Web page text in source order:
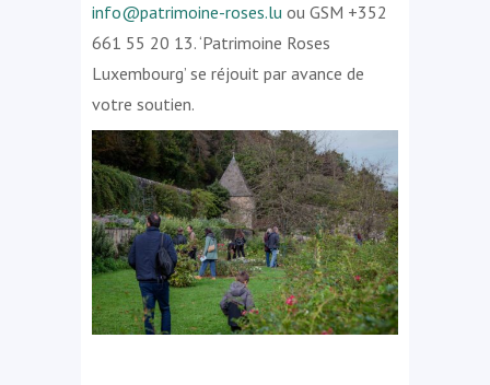
info@patrimoine-roses.lu ou GSM +352
661 55 20 13. ‘Patrimoine Roses
Luxembourg’ se réjouit par avance de
votre soutien.